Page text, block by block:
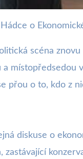
o
scéna
místopředsedou
přou o to, kdo z
diskuse o
zastávající